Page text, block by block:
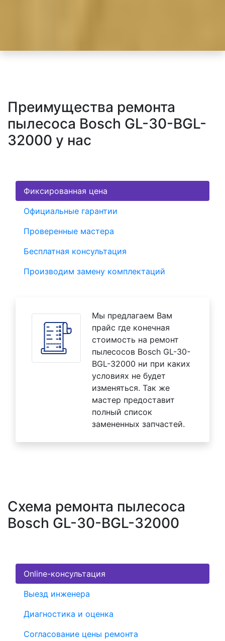
Преимущества ремонта
пылесоса Bosch GL-30-BGL-
32000 у нас
Фиксированная цена
Официальные гарантии
Проверенные мастера
Бесплатная консультация
Производим замену комплектаций
Мы предлагаем Вам
прайс где конечная
стоимость на ремонт
пылесосов Bosch GL-30-
BGL-32000 ни при каких
условиях не будет
изменяться. Так же
мастер предоставит
полный список
замененных запчастей.
Схема ремонта пылесоса
Bosch GL-30-BGL-32000
Online-консультация
Выезд инженера
Диагностика и оценка
Согласование цены ремонта